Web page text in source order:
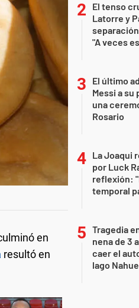
en
resultó en
El tenso
Latorre y
"A veces
El último
Messi a su
una
Rosario
La Joaqui
por Luck
reflexión:
temporal
Tragedia
nena de 3
caer el
lago